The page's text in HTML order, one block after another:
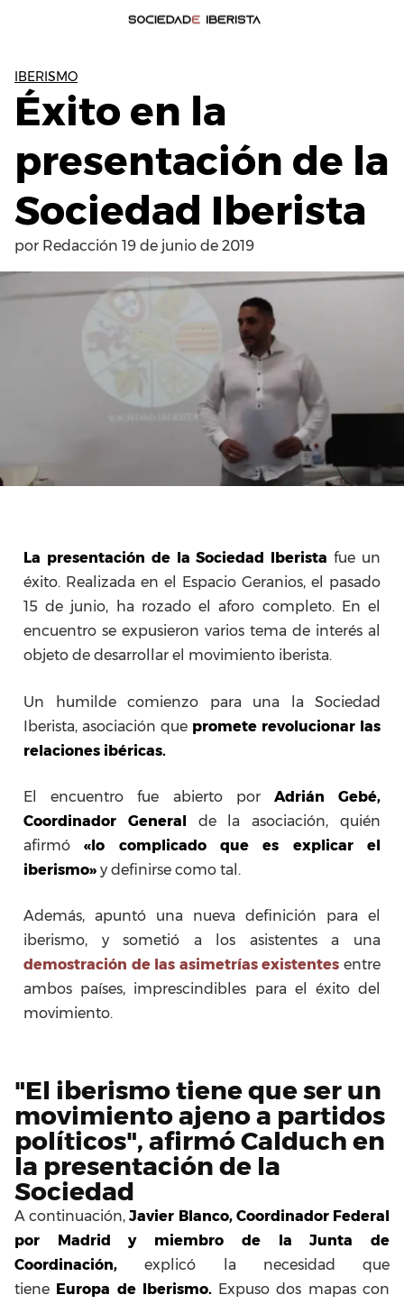
IBERISMO
Éxito en la
presentación de la
Sociedad Iberista
por Redacción 19 de junio de 2019
La presentación de la Sociedad Iberista fue un
éxito. Realizada en el Espacio Geranios, el pasado
15 de junio, ha rozado el aforo completo. En el
encuentro se expusieron varios tema de interés al
objeto de desarrollar el movimiento iberista.
Un humilde comienzo para una la Sociedad
Iberista, asociación que promete revolucionar las
relaciones ibéricas.
El encuentro fue abierto por Adrián Gebé,
Coordinador General
de la asociación, quién
afirmó«lo complicado que es explicar el
iberismo» y definirse como tal.
Además, apuntó una nueva definición para el
iberismo, y sometió a los asistentes a una
demostración de las asimetrías existentes entre
ambos países, imprescindibles para el éxito del
movimiento.
"El iberismo tiene que ser un
movimiento ajeno a partidos
políticos", afirmó Calduch en
la presentación de la
Sociedad
A continuación, Javier Blanco, Coordinador Federal
por Madrid y miembro de la Junta de
Coordinación,explicó la necesidad que
tiene Europa de Iberismo. Expuso dos mapas con